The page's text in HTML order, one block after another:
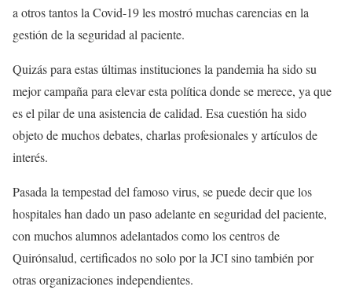
a otros tantos la Covid-19 les mostró muchas carencias en la
gestión de la seguridad al paciente.
Quizás para estas últimas instituciones la pandemia ha sido su
mejor campaña para elevar esta política donde se merece, ya que
es el pilar de una asistencia de calidad. Esa cuestión ha sido
objeto de muchos debates, charlas profesionales y artículos de
interés.
Pasada la tempestad del famoso virus, se puede decir que los
hospitales han dado un paso adelante en seguridad del paciente,
con muchos alumnos adelantados como los centros de
Quirónsalud, certificados no solo por la JCI sino también por
otras organizaciones independientes.